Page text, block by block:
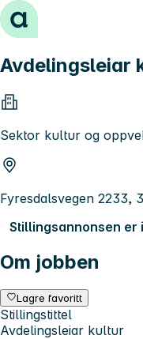
Hopp til innhold
Avdelingsleiar
Sektor kultur og
Fyresdalsvegen 2233,
Stillingsannonsen er
Om jobben
Lagre favoritt
Stillingstittel
Avdelingsleiar kultur